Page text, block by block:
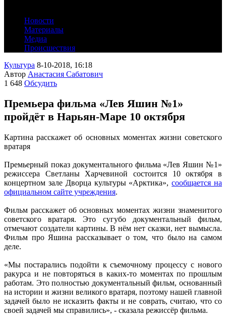
Новости
Материалы
Медиа
Происшествия
Культура 8-10-2018, 16:18
Автор Анастасия Сабатович
1 648 Обсудить
Премьера фильма «Лев Яшин №1»
пройдёт в Нарьян-Маре 10 октября
Картина расскажет об основных моментах жизни советского
вратаря
Премьерный показ документального фильма «Лев Яшин №1»
режиссера Светланы Харчевиной состоится 10 октября в
концертном зале Дворца культуры «Арктика»,сообщается на
официальном сайте учреждения.
Фильм расскажет об основных моментах жизни знаменитого
советского вратаря. Это сугубо документальный фильм,
отмечают создатели картины. В нём нет сказки, нет вымысла.
Фильм про Яшина рассказывает о том, что было на самом
деле.
«Мы постарались подойти к съемочному процессу с нового
ракурса и не повторяться в каких-то моментах по прошлым
работам. Это полностью документальный фильм, основанный
на истории и жизни великого вратаря, поэтому нашей главной
задачей было не исказить факты и не соврать, считаю, что со
своей задачей мы справились», - сказала режиссёр фильма.